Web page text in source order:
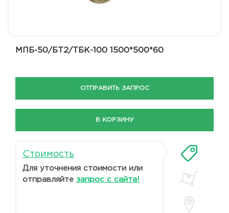
МПБ-50/БТ2/ТБК-100 1500*500*60
ОТПРАВИТЬ ЗАПРОС
В КОРЗИНУ
Стоимость
Для уточнения стоимости или
отправляйте запрос с сайта!